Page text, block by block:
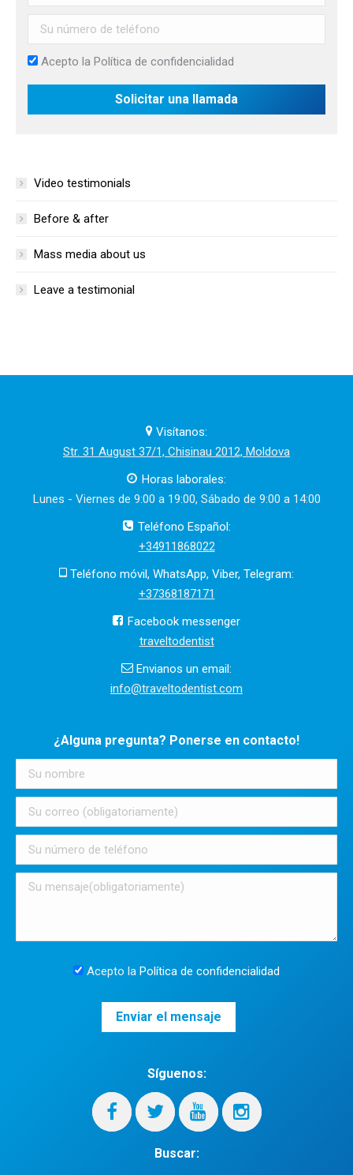
Acepto la Política de confidencialidad
Video testimonials
Before & after
Mass media about us
Leave a testimonial
Visítanos:
Str. 31 August 37/1, Chisinau 2012, Moldova
Horas laborales:
Lunes - Viernes de 9:00 a 19:00, Sábado de 9:00 a 14:00
Teléfono Español:
+34911868022
Teléfono móvil, WhatsApp, Viber, Telegram:
+37368187171
Facebook messenger
traveltodentist
Envianos un email:
info@traveltodentist.com
¿Alguna pregunta? Ponerse en contacto!
Acepto la Política de confidencialidad
Síguenos:
Buscar: